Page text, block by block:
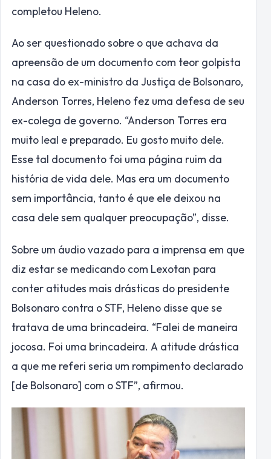
completou Heleno.
Ao ser questionado sobre o que achava da
apreensão de um documento com teor golpista
na casa do ex-ministro da Justiça de Bolsonaro,
Anderson Torres, Heleno fez uma defesa de seu
ex-colega de governo. “Anderson Torres era
muito leal e preparado. Eu gosto muito dele.
Esse tal documento foi uma página ruim da
história de vida dele. Mas era um documento
sem importância, tanto é que ele deixou na
casa dele sem qualquer preocupação”, disse.
Sobre um áudio vazado para a imprensa em que
diz estar se medicando com Lexotan para
conter atitudes mais drásticas do presidente
Bolsonaro contra o STF, Heleno disse que se
tratava de uma brincadeira. “Falei de maneira
jocosa. Foi uma brincadeira. A atitude drástica
a que me referi seria um rompimento declarado
[de Bolsonaro] com o STF”, afirmou.